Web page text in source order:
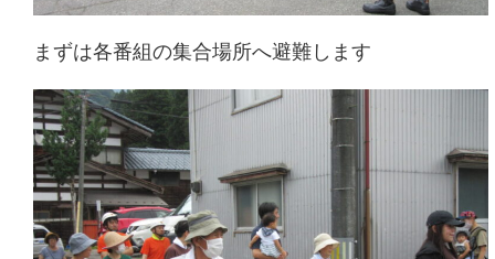
まずは各番組の集合場所へ避難します